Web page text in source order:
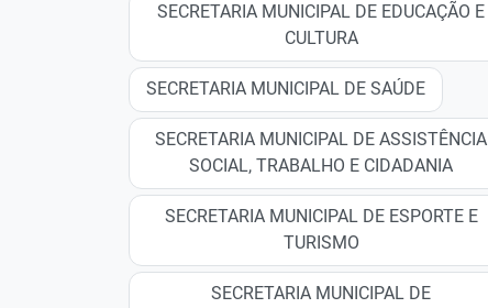
SECRETARIA MUNICIPAL DE EDUCAÇÃO E
CULTURA
SECRETARIA MUNICIPAL DE SAÚDE
SECRETARIA MUNICIPAL DE ASSISTÊNCIA
SOCIAL, TRABALHO E CIDADANIA
SECRETARIA MUNICIPAL DE ESPORTE E
TURISMO
SECRETARIA MUNICIPAL DE